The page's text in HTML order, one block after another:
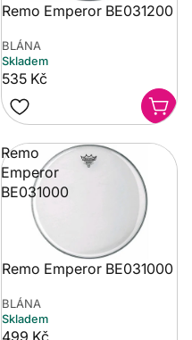
Remo Emperor BE031200
BLÁNA
Skladem
535 Kč
Remo
Emperor
BE031000
Remo Emperor BE031000
BLÁNA
Skladem